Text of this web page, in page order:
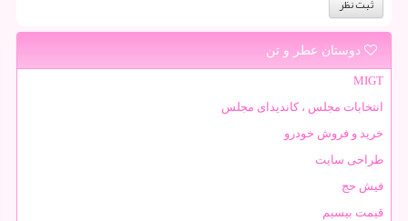
دوستان عطر و تن
MIGT
انتخابات مجلس ، کاندیدای مجلس
خرید و فروش خودرو
طراحی سایت
فیش حج
قیمت بیسیم